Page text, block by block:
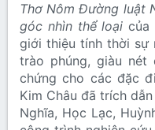
Thơ Nôm Đường luật
góc nhìn thể loại của
giới thiệu tính thời sự
trào phúng, giàu nét
chứng cho các đặc
Kim Châu đã trích
Nghĩa, Học Lạc,